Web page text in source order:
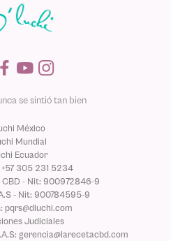
se sintió tan bien
México
Mundial
Ecuador
305 231 5234
- Nit: 900972846-9
- Nit: 900784595-9
pqrs@dluchi.com
Judiciales
gerencia@larecetacbd.com